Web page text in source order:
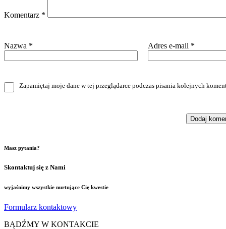
Komentarz *
Nazwa * Adres e-mail *
Zapamiętaj moje dane w tej przeglądarce podczas pisania kolejnych
Masz pytania?
Skontaktuj się z Nami
wyjaśnimy wszystkie nurtujące Cię kwestie
Formularz kontaktowy
BĄDŹMY W KONTAKCIE